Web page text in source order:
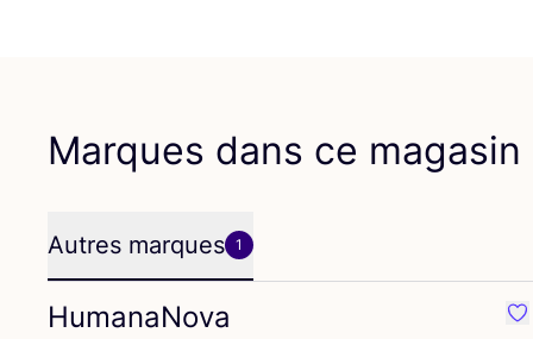
Marques dans ce magasin
Autres marques 1
HumanaNova